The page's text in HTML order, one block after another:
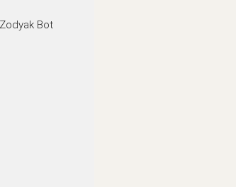
Zodyak Bot